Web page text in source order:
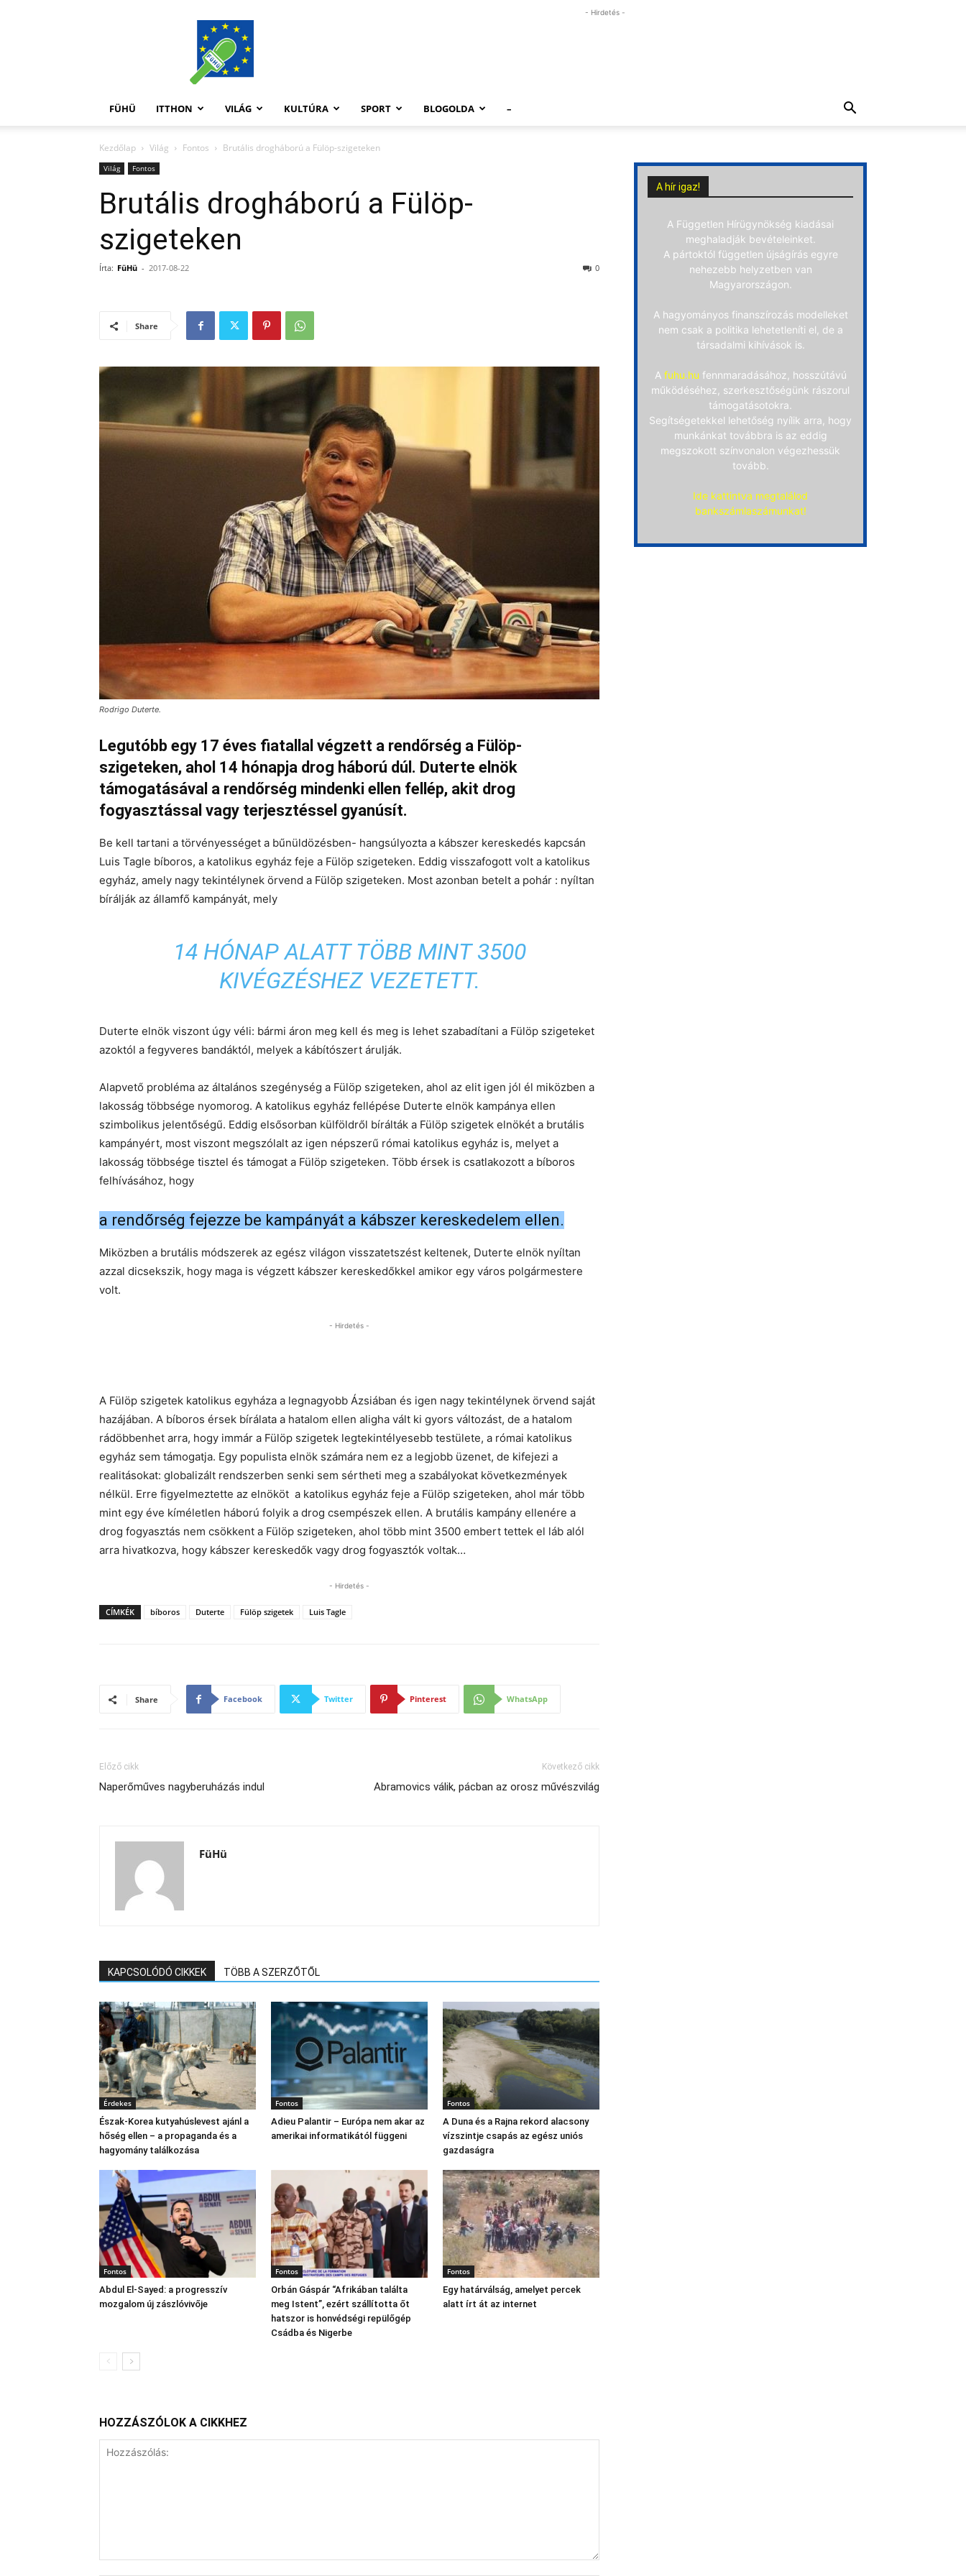
FüHü
- Hirdetés -
FÜHÜ ITTHON VILÁG KULTÚRA SPORT BLOGOLDA –
Kezdőlap Világ Fontos Brutális drogháború a Fülöp-szigeteken
Világ Fontos
Brutális drogháború a Fülöp-
szigeteken
Írta: FüHü - 2017-08-22 0
Share
Rodrigo Duterte.
Legutóbb egy 17 éves fiatallal végzett a rendőrség a Fülöp-
szigeteken, ahol 14 hónapja drog háború dúl. Duterte elnök
támogatásával a rendőrség mindenki ellen fellép, akit drog
fogyasztással vagy terjesztéssel gyanúsít.
Be kell tartani a törvényességet a bűnüldözésben- hangsúlyozta a kábszer kereskedés kapcsán
Luis Tagle bíboros, a katolikus egyház feje a Fülöp szigeteken. Eddig visszafogott volt a katolikus
egyház, amely nagy tekintélynek örvend a Fülöp szigeteken. Most azonban betelt a pohár : nyíltan
bírálják az államfő kampányát, mely
14 HÓNAP ALATT TÖBB MINT 3500
KIVÉGZÉSHEZ VEZETETT.
Duterte elnök viszont úgy véli: bármi áron meg kell és meg is lehet szabadítani a Fülöp szigeteket
azoktól a fegyveres bandáktól, melyek a kábítószert árulják.
Alapvető probléma az általános szegénység a Fülöp szigeteken, ahol az elit igen jól él miközben a
lakosság többsége nyomorog. A katolikus egyház fellépése Duterte elnök kampánya ellen
szimbolikus jelentőségű. Eddig elsősorban külföldről bírálták a Fülöp szigetek elnökét a brutális
kampányért, most viszont megszólalt az igen népszerű római katolikus egyház is, melyet a
lakosság többsége tisztel és támogat a Fülöp szigeteken. Több érsek is csatlakozott a bíboros
felhívásához, hogy
a rendőrség fejezze be kampányát a kábszer kereskedelem ellen.
Miközben a brutális módszerek az egész világon visszatetszést keltenek, Duterte elnök nyíltan
azzal dicsekszik, hogy maga is végzett kábszer kereskedőkkel amikor egy város polgármestere
volt.
- Hirdetés -
A Fülöp szigetek katolikus egyháza a legnagyobb Ázsiában és igen nagy tekintélynek örvend saját
hazájában. A bíboros érsek bírálata a hatalom ellen aligha vált ki gyors változást, de a hatalom
rádöbbenhet arra, hogy immár a Fülöp szigetek legtekintélyesebb testülete, a római katolikus
egyház sem támogatja. Egy populista elnök számára nem ez a legjobb üzenet, de kifejezi a
realitásokat: globalizált rendszerben senki sem sértheti meg a szabályokat következmények
nélkül. Erre figyelmeztette az elnököt a katolikus egyház feje a Fülöp szigeteken, ahol már több
mint egy éve kíméletlen háború folyik a drog csempészek ellen. A brutális kampány ellenére a
drog fogyasztás nem csökkent a Fülöp szigeteken, ahol több mint 3500 embert tettek el láb alól
arra hivatkozva, hogy kábszer kereskedők vagy drog fogyasztók voltak…
- Hirdetés -
CÍMKÉK bíboros Duterte Fülöp szigetek Luis Tagle
Share Facebook Twitter Pinterest WhatsApp
Előző cikk
Naperőműves nagyberuházás indul
Következő cikk
Abramovics válik, pácban az orosz művészvilág
FüHü
KAPCSOLÓDÓ CIKKEK TÖBB A SZERZŐTŐL
Érdekes
Észak‑Korea kutyahúslevest ajánl a
hőség ellen – a propaganda és a
hagyomány találkozása
Fontos
Adieu Palantir – Európa nem akar az
amerikai informatikától függeni
Fontos
A Duna és a Rajna rekord alacsony
vízszintje csapás az egész uniós
gazdaságra
Fontos
Abdul El‑Sayed: a progresszív
mozgalom új zászlóvivője
Fontos
Orbán Gáspár “Afrikában találta
meg Istent”, ezért szállította őt
hatszor is honvédségi repülőgép
Csádba és Nigerbe
Fontos
Egy határválság, amelyet percek
alatt írt át az internet
HOZZÁSZÓLOK A CIKKHEZ
A hír igaz!
A Független Hírügynökség kiadásai
meghaladják bevételeinket.
A pártoktól független újságírás egyre
nehezebb helyzetben van
Magyarországon.
A hagyományos finanszírozás modelleket
nem csak a politika lehetetleníti el, de a
társadalmi kihívások is.
A fuhu.hu fennmaradásához, hosszútávú
működéséhez, szerkesztőségünk rászorul
támogatásotokra.
Segítségetekkel lehetőség nyílik arra, hogy
munkánkat továbbra is az eddig
megszokott színvonalon végezhessük
tovább.
Ide kattintva megtalálod
bankszámlaszámunkat!